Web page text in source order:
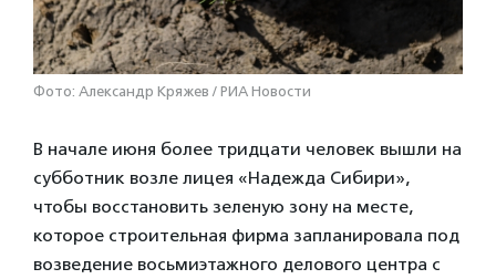
Фото: Александр Кряжев / РИА Новости
В начале июня более тридцати человек вышли на
субботник возле лицея «Надежда Сибири»,
чтобы восстановить зеленую зону на месте,
которое строительная фирма запланировала под
возведение восьмиэтажного делового центра с